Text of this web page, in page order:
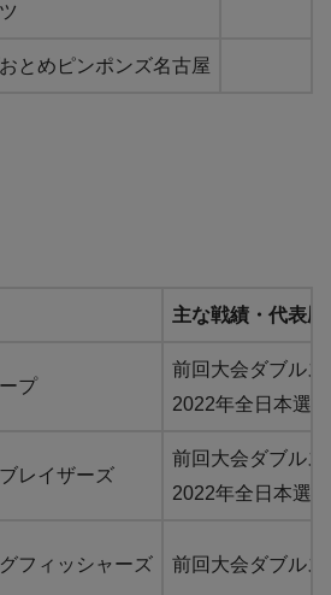
とめピンポンズ名古屋
主な戦績・代表歴
プ
前回大会ダブルス
2022年全日本選
レイザーズ
前回大会ダブルス
2022年全日本選
フィッシャーズ 前回大会ダブルス